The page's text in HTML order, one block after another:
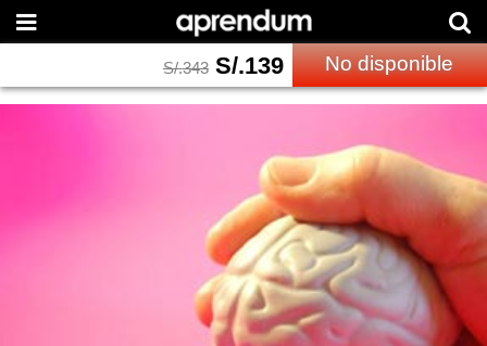
S/.343 S/.139 No disponible